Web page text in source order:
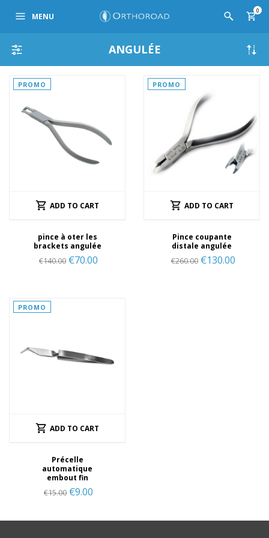
MENU
0
ANGULÉE
ADD TO CART
pince à oter les
brackets angulée
PROMO
€140.00 €70.00
ADD TO CART
Pince coupante
distale angulée
PROMO
€260.00 €130.00
ADD TO CART
Précelle
automatique
embout fin
PROMO
€15.00 €9.00